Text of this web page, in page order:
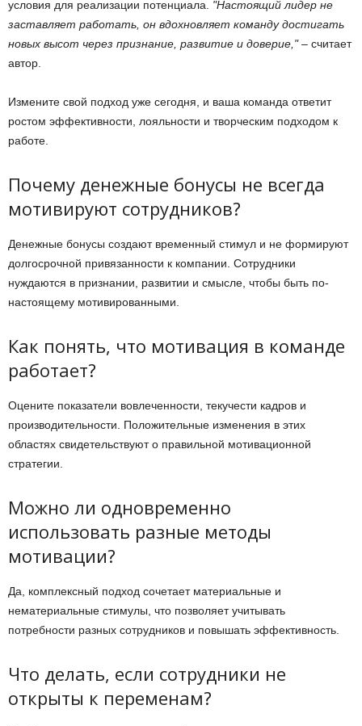
условия для реализации потенциала.
Настоящий лидер не
заставляет работать, он вдохновляет команду достигать
новых высот через признание, развитие и доверие, – считает
автор.
Измените свой подход уже сегодня, и ваша команда ответит
ростом эффективности, лояльности и творческим подходом к
работе.
Почему денежные бонусы не всегда
мотивируют сотрудников?
Денежные бонусы создают временный стимул и не формируют
долгосрочной привязанности к компании. Сотрудники
нуждаются в признании, развитии и смысле, чтобы быть по-
настоящему мотивированными.
Как понять, что мотивация в команде
работает?
Оцените показатели вовлеченности, текучести кадров и
производительности. Положительные изменения в этих
областях свидетельствуют о правильной мотивационной
стратегии.
Можно ли одновременно
использовать разные методы
мотивации?
Да, комплексный подход сочетает материальные и
нематериальные стимулы, что позволяет учитывать
потребности разных сотрудников и повышать эффективность.
Что делать, если сотрудники не
открыты к переменам?